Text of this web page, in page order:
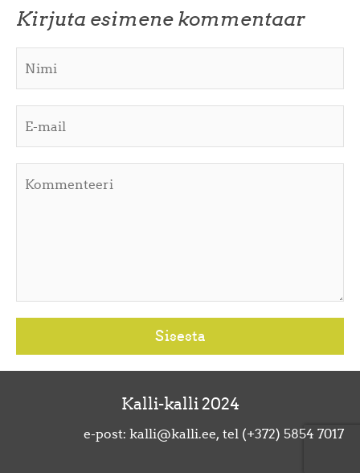
Kirjuta esimene kommentaar
Kalli-kalli 2024
e-post: kalli@kalli.ee, tel (+372) 5854 7017